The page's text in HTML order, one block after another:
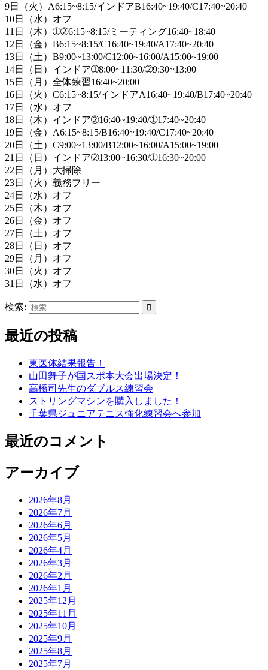
9日（火）A6:15~8:15/インドアB16:40~19:40/C17:40~20:40
10日（水）オフ
11日（木）➀➁6:15~8:15/ミーティング16:40~18:40
12日（金）B6:15~8:15/C16:40~19:40/A17:40~20:40
13日（土）B9:00~13:00/C12:00~16:00/A15:00~19:00
14日（日）インドア➀8:00~11:30/➁9:30~13:00
15日（月）全体練習16:40~20:00
16日（火）C6:15~8:15/インドアA16:40~19:40/B17:40~20:40
17日（水）オフ
18日（木）インドア➁16:40~19:40/➀17:40~20:40
19日（金）A6:15~8:15/B16:40~19:40/C17:40~20:40
20日（土）C9:00~13:00/B12:00~16:00/A15:00~19:00
21日（日）インドア➁13:00~16:30/➀16:30~20:00
22日（月）大掃除
23日（火）義務フリー
24日（水）オフ
25日（木）オフ
26日（金）オフ
27日（土）オフ
28日（日）オフ
29日（月）オフ
30日（火）オフ
31日（水）オフ
検索:
最近の投稿
東医体結果報告！
山田舞子が国スポ本大会出場決定！
高橋司先生のダブルス練習会
ストリングマシンを購入しました！
千葉県ジュニアテニス強化練習会へ参加
最近のコメント
アーカイブ
2026年8月
2026年7月
2026年6月
2026年5月
2026年4月
2026年3月
2026年2月
2026年1月
2025年12月
2025年11月
2025年10月
2025年9月
2025年8月
2025年7月